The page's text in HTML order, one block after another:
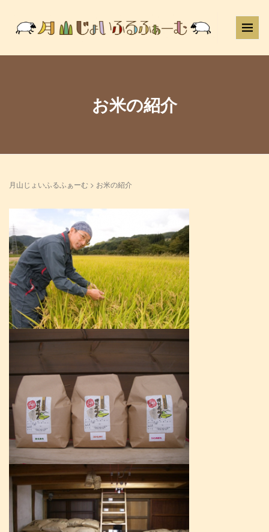
お米の紹介
月山じょいふるふぁーむ > お米の紹介